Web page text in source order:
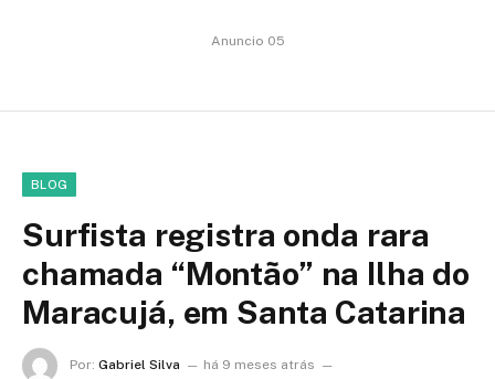
Anuncio 05
BLOG
Surfista registra onda rara
chamada “Montão” na Ilha do
Maracujá, em Santa Catarina
Por: Gabriel Silva
há 9 meses atrás